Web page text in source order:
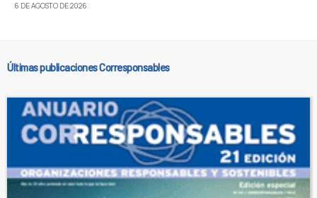
6 DE AGOSTO DE 2026
Últimas publicaciones Corresponsables